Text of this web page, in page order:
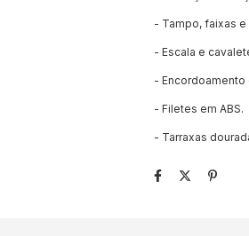
- Tampo, faixas
- Escala e
- Encordoamento
- Filetes em ABS.
- Tarraxas